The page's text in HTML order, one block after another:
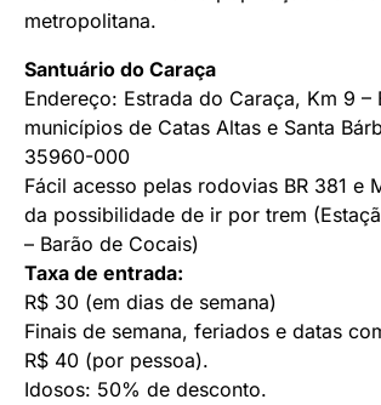
metropolitana.
Santuário do Caraça
Endereço: Estrada do Caraça, Km 9 –
municípios de Catas Altas e Santa
35960-000
Fácil acesso pelas rodovias BR 381 e
da possibilidade de ir por trem
– Barão de Cocais)
Taxa de entrada:
R$ 30 (em dias de semana)
Finais de semana, feriados e datas
R$ 40 (por pessoa).
Idosos: 50% de desconto.